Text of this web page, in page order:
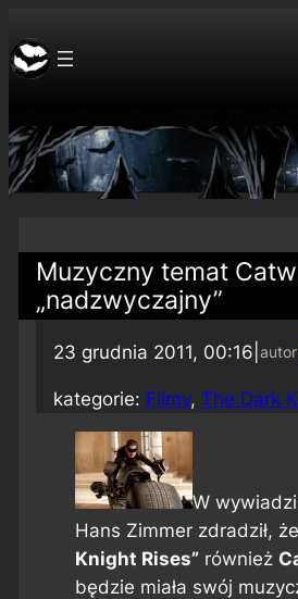
Muzyczny temat
„nadzwyczajny”
23 grudnia 2011, 00:16
kategorie: Filmy, The Dark
W
Hans Zimmer zdradził,
Knight Rises”również
będzie miała swój